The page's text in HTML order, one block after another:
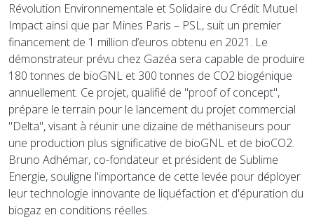
Révolution Environnementale et Solidaire du Crédit Mutuel
Impact ainsi que par Mines Paris – PSL, suit un premier
financement de 1 million d’euros obtenu en 2021. Le
démonstrateur prévu chez Gazéa sera capable de produire
180 tonnes de bioGNL et 300 tonnes de CO2 biogénique
annuellement. Ce projet, qualifié de "proof of concept",
prépare le terrain pour le lancement du projet commercial
"Delta", visant à réunir une dizaine de méthaniseurs pour
une production plus significative de bioGNL et de bioCO2.
Bruno Adhémar, co-fondateur et président de Sublime
Energie, souligne l'importance de cette levée pour déployer
leur technologie innovante de liquéfaction et d'épuration du
biogaz en conditions réelles.